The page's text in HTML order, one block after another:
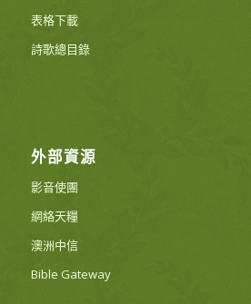
表格下載
詩歌總目錄
外部資源
影音使團
網絡天糧
澳洲中信
Bible Gateway